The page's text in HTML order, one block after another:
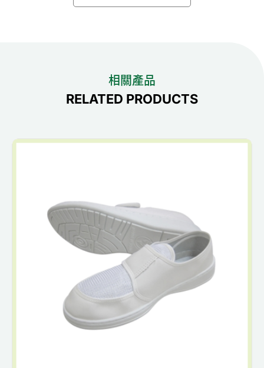
相關產品
RELATED PRODUCTS